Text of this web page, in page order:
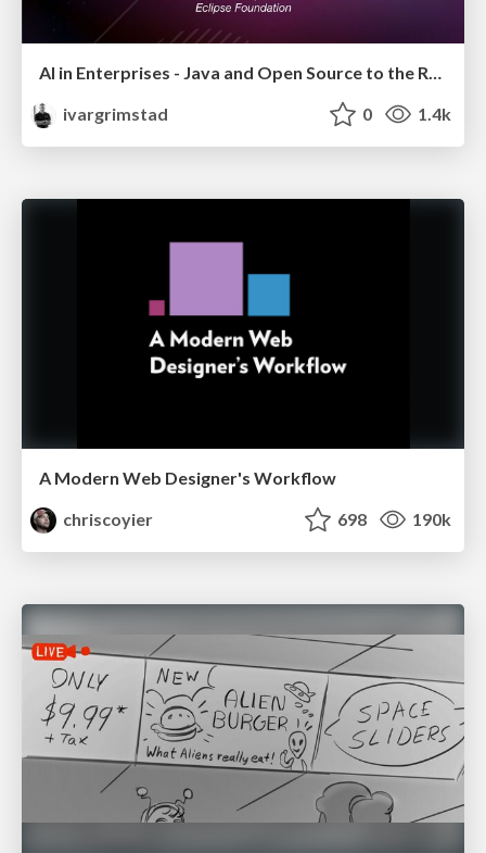
AI in Enterprises - Java and Open Source to the Rescue
ivargrimstad
0 1.4k
A Modern Web Designer's Workflow
chriscoyier
698 190k